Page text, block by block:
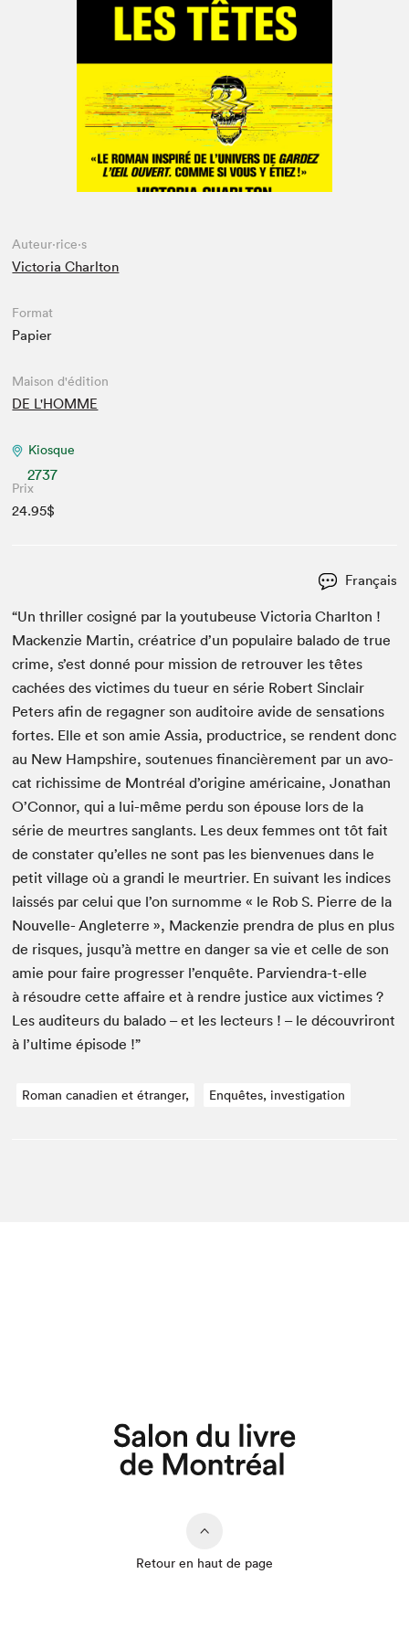
Espace médias
Auteur·rice·s
Victoria Charlton
Format
Papier
Maison d'édition
DE L'HOMME
Kiosque
2737
Prix
24.95$
Français
“Un thriller cosigné par la youtubeuse Vic­to­ria Charl­ton !
Macken­zie Mar­tin, créa­trice d’un pop­u­laire bal­a­do de true
crime, s’est don­né pour mis­sion de retrou­ver les têtes
cachées des vic­times du tueur en série Robert Sin­clair
Peters afin de regag­n­er son audi­toire avide de sen­sa­tions
fortes. Elle et son amie Assia, pro­duc­trice, se ren­dent donc
au New Hamp­shire, soutenues finan­cière­ment par un avo­
cat richissime de Mon­tréal d’origine améri­caine, Jonathan
O’Connor, qui a lui-même per­du son épouse lors de la
série de meurtres sanglants. Les deux femmes ont tôt fait
de con­stater qu’elles ne sont pas les bien­v­enues dans le
petit vil­lage où a gran­di le meur­tri­er. En suiv­ant les indices
lais­sés par celui que l’on surnomme « le Rob S. Pierre de la
Nou­velle- Angleterre », Macken­zie pren­dra de plus en plus
de risques, jusqu’à met­tre en dan­ger sa vie et celle de son
amie pour faire pro­gress­er l’enquête. Parvien­dra-t-elle
à résoudre cette affaire et à ren­dre jus­tice aux vic­times ?
Les audi­teurs du bal­a­do – et les lecteurs ! – le décou­vriront
à l’ultime épisode !”
Roman canadien et étranger, Enquêtes, investigation
Retour en haut de page